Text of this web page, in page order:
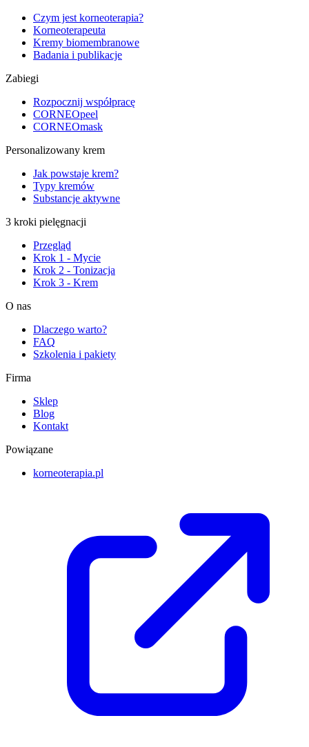
Czym jest korneoterapia?
Korneoterapeuta
Kremy biomembranowe
Badania i publikacje
Zabiegi
Rozpocznij współpracę
CORNEOpeel
CORNEOmask
Personalizowany krem
Jak powstaje krem?
Typy kremów
Substancje aktywne
3 kroki pielęgnacji
Przegląd
Krok 1 - Mycie
Krok 2 - Tonizacja
Krok 3 - Krem
O nas
Dlaczego warto?
FAQ
Szkolenia i pakiety
Firma
Sklep
Blog
Kontakt
Powiązane
korneoterapia.pl